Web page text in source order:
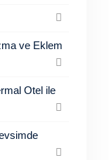
ve Eklem
Otel ile